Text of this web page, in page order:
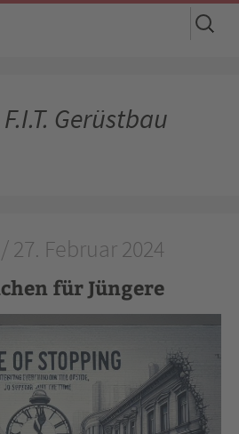
Suchen
nach:
Gerüstbau
27. Februar 2024
für Jüngere